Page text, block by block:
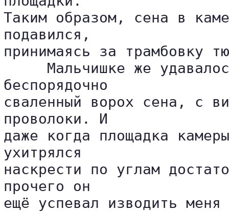
Таким образом, сена в
подавился,
принимаясь за трамбовку
Мальчишке же
беспорядочно
сваленный ворох сена, с
проволоки. И
даже когда площадка
ухитрялся
наскрести по углам
прочего он
ещё успевал изводить